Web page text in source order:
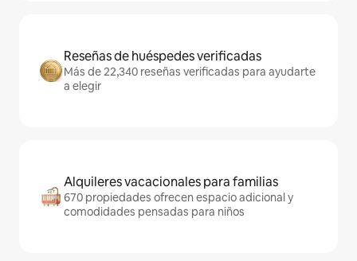
Reseñas de huéspedes verificadas
Más de 22,340 reseñas verificadas para ayudarte
a elegir
Alquileres vacacionales para familias
670 propiedades ofrecen espacio adicional y
comodidades pensadas para niños